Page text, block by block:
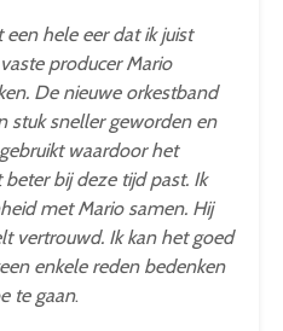
hele eer dat ik juist
producer Mario
De nieuwe orkestband
stuk sneller geworden en
waardoor het
bij deze tijd past. Ik
met Mario samen. Hij
vertrouwd. Ik kan het goed
enkele reden bedenken
te gaan.